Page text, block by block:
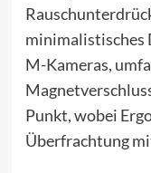
minimalistisches
M-Kameras,
Punkt, wobei
Überfrachtung